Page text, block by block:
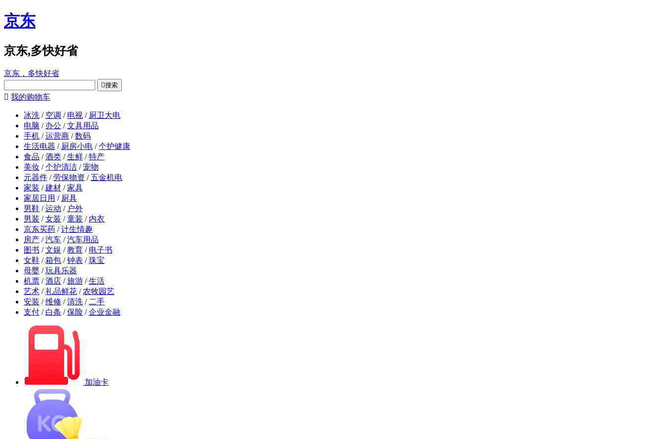
京东
京东,多快好省
京东，多快好省
搜索
 我的购物车
冰洗 / 空调 / 电视 / 厨卫大电
电脑 / 办公 / 文具用品
手机 / 运营商 / 数码
生活电器 / 厨房小电 / 个护健康
食品 / 酒类 / 生鲜 / 特产
美妆 / 个护清洁 / 宠物
元器件 / 劳保物资 / 五金机电
家装 / 建材 / 家具
家居日用 / 厨具
男鞋 / 运动 / 户外
男装 / 女装 / 童装 / 内衣
京东买药 / 计生情趣
房产 / 汽车 / 汽车用品
图书 / 文娱 / 教育 / 电子书
女鞋 / 箱包 / 钟表 / 珠宝
母婴 / 玩具乐器
机票 / 酒店 / 旅游 / 生活
艺术 / 礼品鲜花 / 农牧园艺
安装 / 维修 / 清洗 / 二手
支付 / 白条 / 保险 / 企业金融
加油卡